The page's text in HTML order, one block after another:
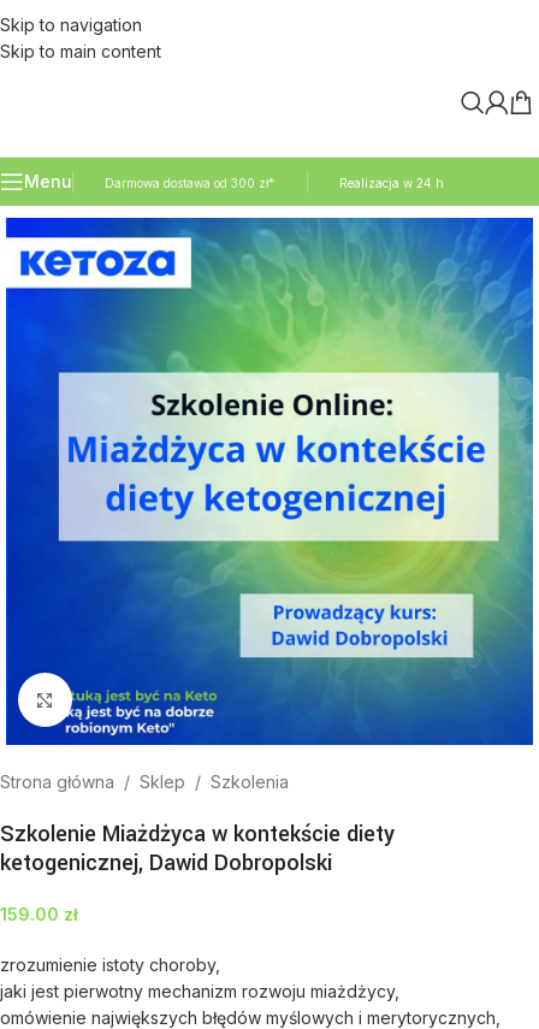
Skip to navigation
Skip to main content
Menu Darmowa dostawa od 300 zł* Realizacja w 24 h
Kliknij aby powiększyć
Strona główna / Sklep / Szkolenia
Szkolenie Miażdżyca w kontekście diety
ketogenicznej, Dawid Dobropolski
159.00 zł
zrozumienie istoty choroby,
jaki jest pierwotny mechanizm rozwoju miażdżycy,
omówienie największych błędów myślowych i merytorycznych,